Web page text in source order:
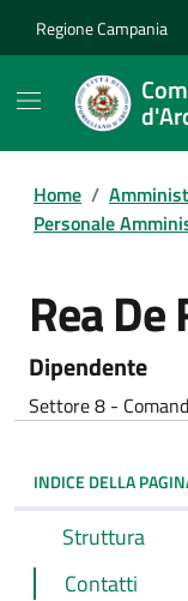
Regione Campania
Home /
Personale
Rea De
Dipendente
Settore 8 -
INDICE DELLA
Struttura
Contatti